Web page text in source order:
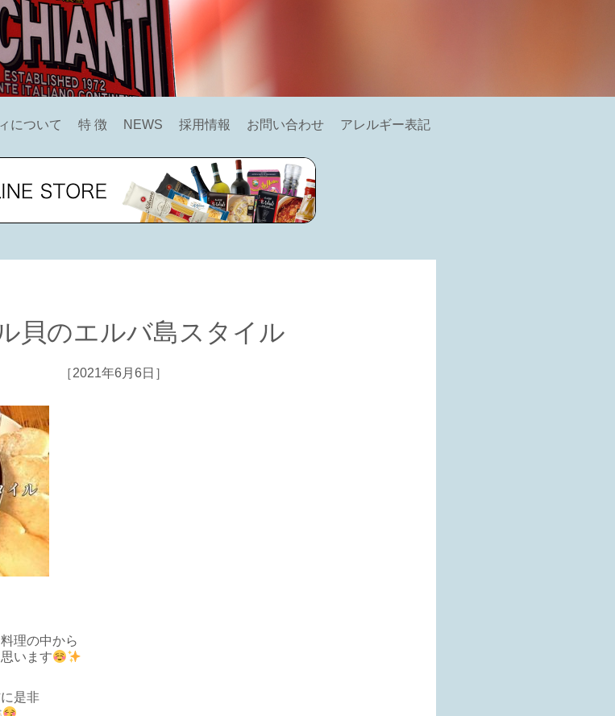
について 特 徴 NEWS 採用情報 お問い合わせ アレルギー表記
貝のエルバ島スタイル
［2021年6月6日］
理の中から
います
是非